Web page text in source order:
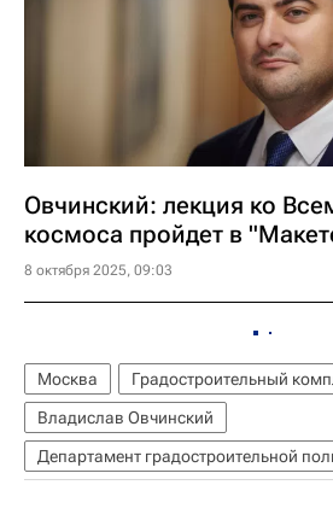
Овчинский: лекция ко
космоса пройдет в
8 октября 2025, 09:03
Москва
Градостроительный
Владислав Овчинский
Департамент градостроительной